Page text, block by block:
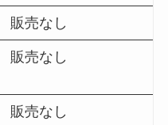
販売なし
販売なし
販売なし